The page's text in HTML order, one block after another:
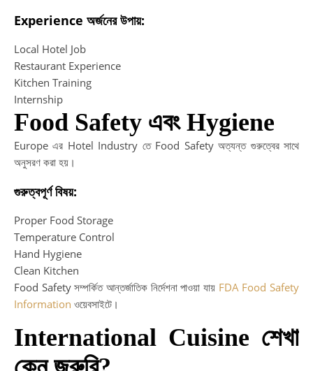
Experience অর্জনের উপায়:
Local Hotel Job
Restaurant Experience
Kitchen Training
Internship
Food Safety এবং Hygiene
Europe এর Hotel Industry তে Food Safety অত্যন্ত গুরুত্বের সাথে
অনুসরণ করা হয়।
গুরুত্বপূর্ণ বিষয়:
Proper Food Storage
Temperature Control
Hand Hygiene
Clean Kitchen
Food Safety সম্পর্কিত আন্তর্জাতিক নির্দেশনা পাওয়া যায় FDA Food Safety
Information ওয়েবসাইটে।
International Cuisine শেখা